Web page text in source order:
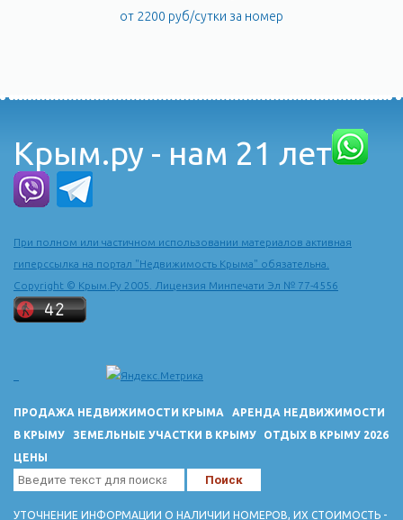
от 2200 руб/сутки за номер
Крым.ру - нам 21 лет
При полном или частичном использовании материалов активная
гиперссылка на портал "Недвижимость Крыма" обязательна.
Copyright © Крым.Ру 2005. Лицензия Минпечати Эл № 77-4556
ПРОДАЖА НЕДВИЖИМОСТИ КРЫМА
АРЕНДА НЕДВИЖИМОСТИ
В КРЫМУ
ЗЕМЕЛЬНЫЕ УЧАСТКИ В КРЫМУ
ОТДЫХ В КРЫМУ 2026
ЦЕНЫ
УТОЧНЕНИЕ ИНФОРМАЦИИ О НАЛИЧИИ НОМЕРОВ, ИХ СТОИМОСТЬ -